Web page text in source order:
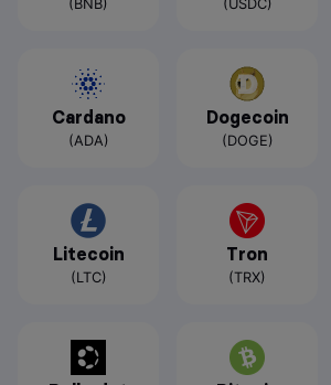
(BNB) (USDC)
Cardano
(ADA)
Dogecoin
(DOGE)
Litecoin
(LTC)
Tron
(TRX)